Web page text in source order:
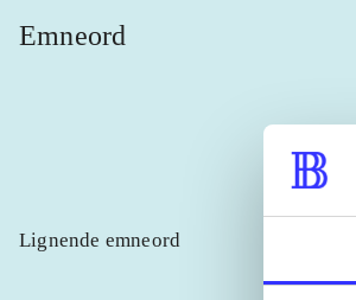
Emneord
Lignende emneord